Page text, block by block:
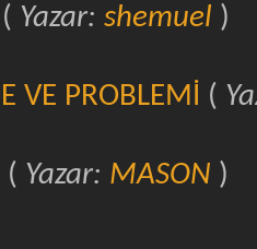
( Yazar: shemuel )
VE PROBLEMİ (
( Yazar: MASON )